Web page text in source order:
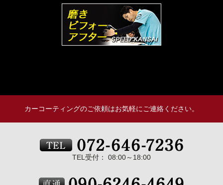
カーコーティングのご依頼はお気軽にご連絡ください。
TEL受付： 08:00～18:00